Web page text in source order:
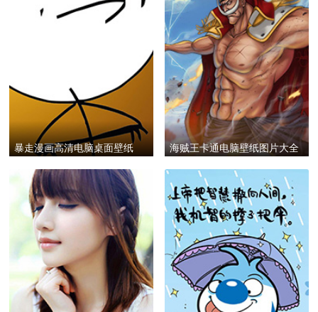
暴走漫画高清电脑桌面壁纸 海贼王卡通电脑壁纸图片大全